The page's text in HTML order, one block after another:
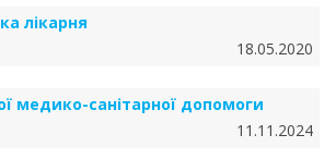
лікарня
18.05.2020
медико-санітарної допомоги
11.11.2024